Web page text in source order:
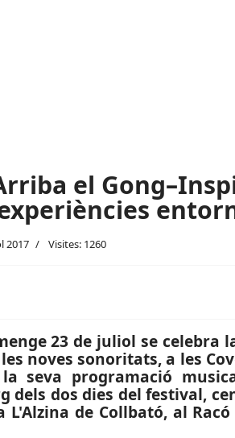
el
2017 Visites: 1260
23 de juliol se celebra
noves sonoritats, a les
seva programació
dels dos dies del festival,
de Collbató, al